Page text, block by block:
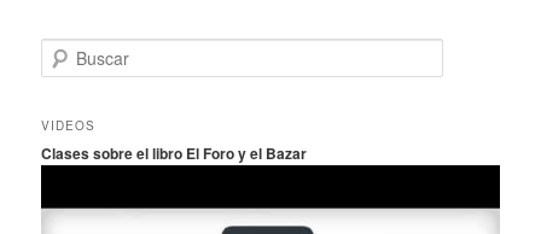
u
c
r
VIDEOS
Clases sobre el libro El Foro y el Bazar